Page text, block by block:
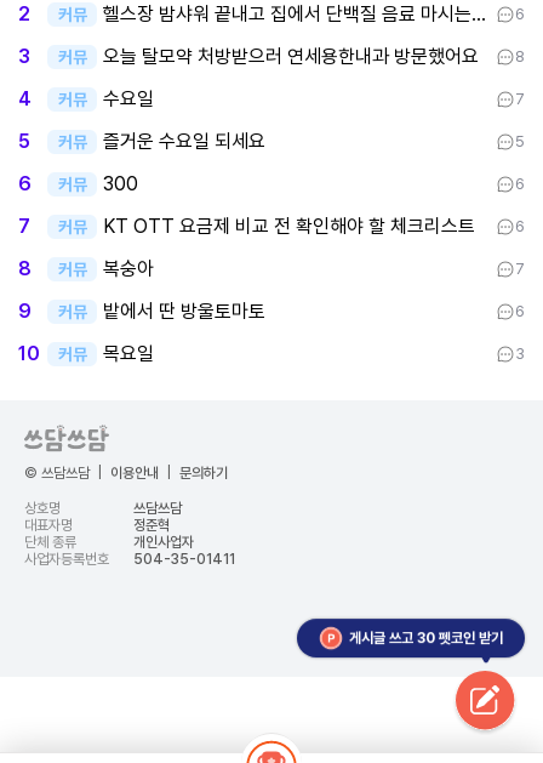
2 커뮤 헬스장 밤샤워 끝내고 집에서 단백질 음료 마시는 중이요 6
3 커뮤 오늘 탈모약 처방받으러 연세용한내과 방문했어요 8
4 커뮤 수요일 7
5 커뮤 즐거운 수요일 되세요 5
6 커뮤 300 6
7 커뮤 KT OTT 요금제 비교 전 확인해야 할 체크리스트 6
8 커뮤 복숭아 7
9 커뮤 밭에서 딴 방울토마토 6
10 커뮤 목요일 3
게시글 쓰고 30 펫코인 받기
© 쓰담쓰담 이용안내 문의하기
상호명
쓰담쓰담
대표자명
정준혁
단체 종류
개인사업자
사업자등록번호
504-35-01411